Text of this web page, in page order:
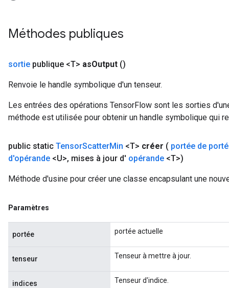
Méthodes publiques
sortie publique <T> asOutput ()
Renvoie le handle symbolique d'un tenseur.
Les entrées des opérations TensorFlow sont les sorties
méthode est utilisée pour obtenir un handle symbolique qui
public static TensorScatterMin <T> créer ( portée de
d'opérande <U>, mises à jour d' opérande <T>)
Méthode d'usine pour créer une classe encapsulant une
Paramètres
portée portée actuelle
tenseur Tenseur à mettre à jour.
indices Tenseur d'indice.